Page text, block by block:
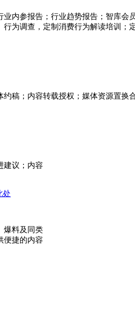
业内参报告；行业趋势报告；智库会
为调查，定制消费行为解读培训；
稿；内容转载授权；媒体资源置换合
建议；内容
处
爆料及同类
便捷的内容